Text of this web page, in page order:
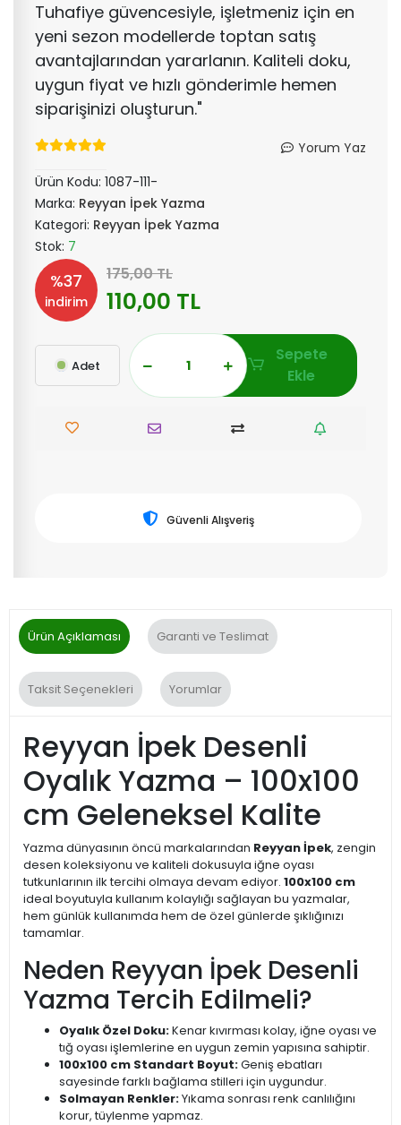
Tuhafiye güvencesiyle, işletmeniz için en
yeni sezon modellerde toptan satış
avantajlarından yararlanın. Kaliteli doku,
uygun fiyat ve hızlı gönderimle hemen
siparişinizi oluşturun."
Yorum Yaz
Ürün Kodu: 1087-111-
Marka: Reyyan İpek Yazma
Kategori: Reyyan İpek Yazma
Stok: 7
%37
indirim
175,00 TL
110,00 TL
Adet
Sepete
Ekle
Güvenli Alışveriş
Ürün Açıklaması Garanti ve Teslimat
Taksit Seçenekleri Yorumlar
Reyyan İpek Desenli
Oyalık Yazma – 100x100
cm Geleneksel Kalite
Yazma dünyasının öncü markalarından Reyyan İpek, zengin
desen koleksiyonu ve kaliteli dokusuyla iğne oyası
tutkunlarının ilk tercihi olmaya devam ediyor. 100x100 cm
ideal boyutuyla kullanım kolaylığı sağlayan bu yazmalar,
hem günlük kullanımda hem de özel günlerde şıklığınızı
tamamlar.
Neden Reyyan İpek Desenli
Yazma Tercih Edilmeli?
Oyalık Özel Doku:Kenar kıvırması kolay, iğne oyası ve
tığ oyası işlemlerine en uygun zemin yapısına sahiptir.
100x100 cm Standart Boyut:Geniş ebatları
sayesinde farklı bağlama stilleri için uygundur.
Solmayan Renkler:Yıkama sonrası renk canlılığını
korur, tüylenme yapmaz.